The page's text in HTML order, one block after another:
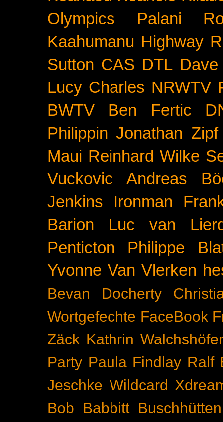
Olympics
Palani
Kaahumanu Highway
Sutton CAS DTL
Lucy Charles NRWTV
BWTV
Ben Fertic
Philippin Jonathan Zipf
Maui Reinhard Wilke
Vuckovic
Andreas
Jenkins
Ironman
Barion
Luc van
Penticton
Philippe
Yvonne Van Vlerken
Bevan Docherty
Wortgefechte FaceBook
Zäck Kathrin Walchshöfer
Party Paula Findlay Ralf
Jeschke Wildcard
Bob Babbitt Buschhütten